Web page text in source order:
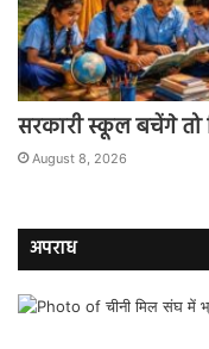
सरकारी स्कूल बचेंगे तो
August 8, 2026
अपराध